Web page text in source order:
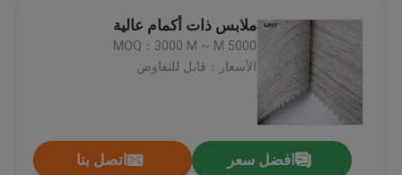
ملابس ذات أكمام عالية
MOQ：3000 M ~ M 5000
الأسعار：قابل للتفاوض
افضل سعر اتصل بنا